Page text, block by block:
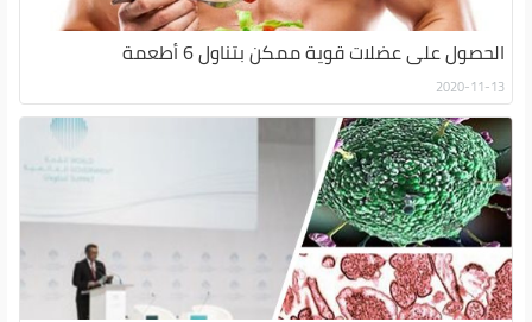
الحصول على عضلات قوية ممكن بتناول 6 أطعمة
2020-11-13